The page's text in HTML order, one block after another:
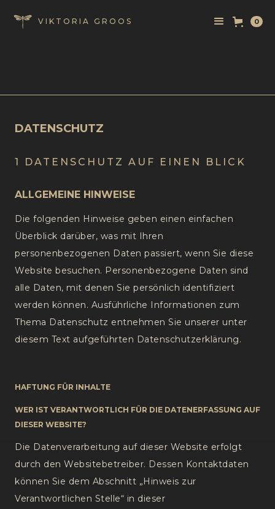
VIKTORIA GROOS 0
DATENSCHUTZ
1 DATENSCHUTZ AUF EINEN BLICK
ALLGEMEINE HINWEISE
Die folgenden Hinweise geben einen einfachen
Überblick darüber, was mit Ihren
personenbezogenen Daten passiert, wenn Sie diese
Website besuchen. Personenbezogene Daten sind
alle Daten, mit denen Sie persönlich identifiziert
werden können. Ausführliche Informationen zum
Thema Datenschutz entnehmen Sie unserer unter
diesem Text aufgeführten Datenschutzerklärung.
HAFTUNG FÜR INHALTE
WER IST VERANTWORTLICH FÜR DIE DATENERFASSUNG AUF
DIESER WEBSITE?
Die Datenverarbeitung auf dieser Website erfolgt
durch den Websitebetreiber. Dessen Kontaktdaten
können Sie dem Abschnitt „Hinweis zur
Verantwortlichen Stelle“ in dieser